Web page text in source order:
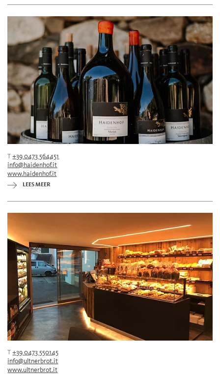
T+39 0473 564451
info@haidenhof.it
www.haidenhof.it
LEES MEER
T+39 0473 550145
info@ultnerbrot.it
www.ultnerbrot.it